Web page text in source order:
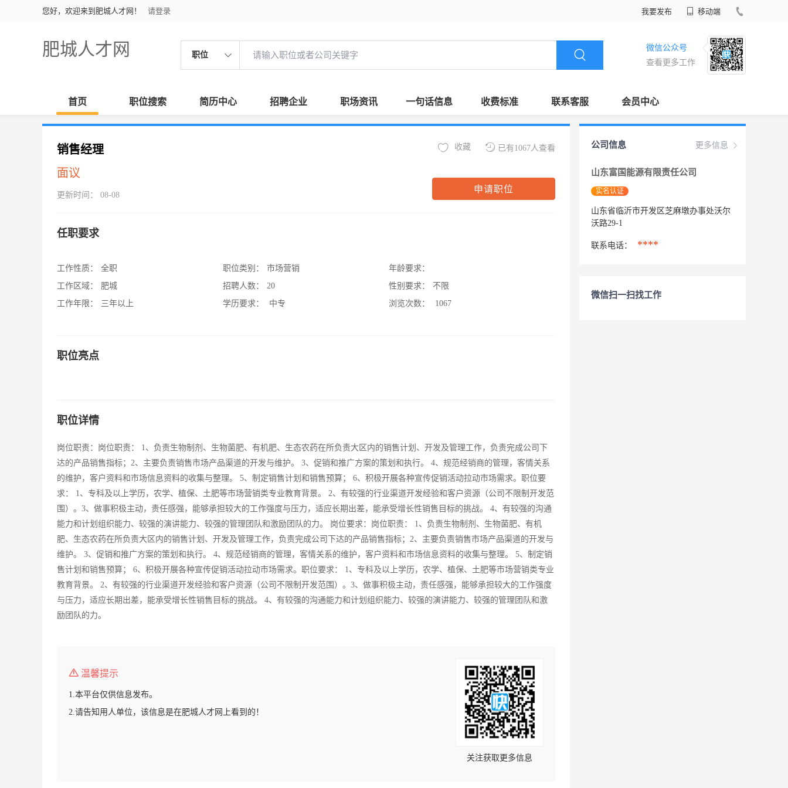
您好，欢迎来到肥城人才网！ 请登录 我要发布 移动端
肥城人才网 职位
微信公众号
查看更多工作
首页 职位搜索 简历中心 招聘企业 职场资讯 一句话信息 收费标准 联系客服 会员中心
销售经理
面议
更新时间： 08-08
已有1067人查看
收藏
申请职位
任职要求
工作性质：
全职
工作区域：
肥城
工作年限：
三年以上
职位类别：
市场营销
招聘人数：
20
学历要求：
中专
年龄要求：
性别要求：
不限
浏览次数：
1067
职位亮点
职位详情
岗位职责：岗位职责： 1、负责生物制剂、生物菌肥、有机肥、生态农药在所负责大区内的销售计划、开发及管理工作，负责完成公司下
达的产品销售指标；2、主要负责销售市场产品渠道的开发与维护。 3、促销和推广方案的策划和执行。 4、规范经销商的管理，客情关系
的维护，客户资料和市场信息资料的收集与整理。 5、制定销售计划和销售预算； 6、积极开展各种宣传促销活动拉动市场需求。职位要
求： 1、专科及以上学历，农学、植保、土肥等市场营销类专业教育背景。 2、有较强的行业渠道开发经验和客户资源（公司不限制开发范
围）。3、做事积极主动，责任感强，能够承担较大的工作强度与压力，适应长期出差，能承受增长性销售目标的挑战。 4、有较强的沟通
能力和计划组织能力、较强的演讲能力、较强的管理团队和激励团队的力。 岗位要求：岗位职责： 1、负责生物制剂、生物菌肥、有机
肥、生态农药在所负责大区内的销售计划、开发及管理工作，负责完成公司下达的产品销售指标；2、主要负责销售市场产品渠道的开发与
维护。 3、促销和推广方案的策划和执行。 4、规范经销商的管理，客情关系的维护，客户资料和市场信息资料的收集与整理。 5、制定销
售计划和销售预算； 6、积极开展各种宣传促销活动拉动市场需求。职位要求： 1、专科及以上学历，农学、植保、土肥等市场营销类专业
教育背景。 2、有较强的行业渠道开发经验和客户资源（公司不限制开发范围）。3、做事积极主动，责任感强，能够承担较大的工作强度
与压力，适应长期出差，能承受增长性销售目标的挑战。 4、有较强的沟通能力和计划组织能力、较强的演讲能力、较强的管理团队和激
励团队的力。
温馨提示
1.本平台仅供信息发布。
2.请告知用人单位，该信息是在肥城人才网上看到的！
关注获取更多信息
更多信息
公司信息
山东富国能源有限责任公司
实名认证
山东省临沂市开发区芝麻墩办事处沃尔
沃路29-1
联系电话： ****
微信扫一扫找工作